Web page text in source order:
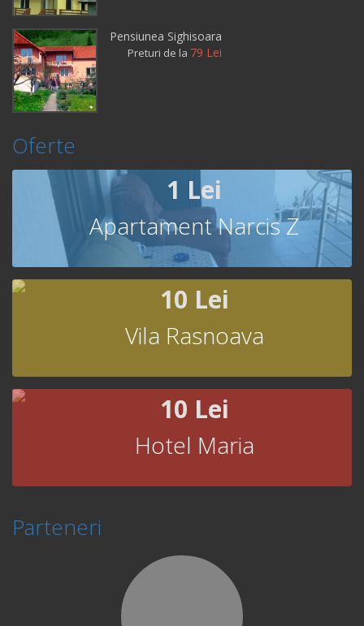
Pensiunea Sighisoara
Preturi de la 79 Lei
Oferte
1 Lei
Apartament Narcis Z
10 Lei
Vila Rasnoava
10 Lei
Hotel Maria
Parteneri